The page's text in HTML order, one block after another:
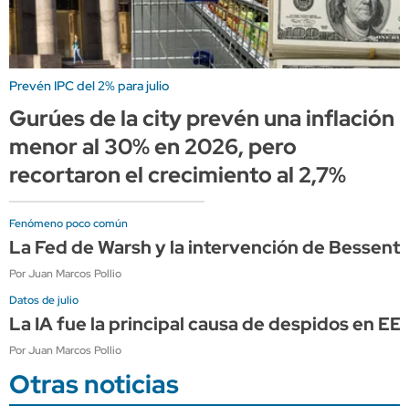
Prevén IPC del 2% para julio
Gurúes de la city prevén una inflación
menor al 30% en 2026, pero
recortaron el crecimiento al 2,7%
Fenómeno poco común
La Fed de Warsh y la intervención de
Por Juan Marcos Pollio
Datos de julio
La IA fue la principal causa de despidos en
Por Juan Marcos Pollio
Otras noticias